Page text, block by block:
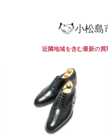
小松島
近隣地域を含む最新の買